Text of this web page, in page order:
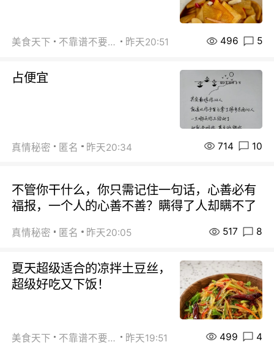
美食天下 不靠谱不要联系 昨天20:51 496 5
占便宜
真情秘密 匿名 昨天20:34 714 10
不管你干什么，你只需记住一句话，心善必有
福报，一个人的心善不善？瞒得了人却瞒不了
真情秘密 匿名 昨天20:05 517 8
夏天超级适合的凉拌土豆丝，
超级好吃又下饭！
美食天下 不靠谱不要联系 昨天19:51 499 4